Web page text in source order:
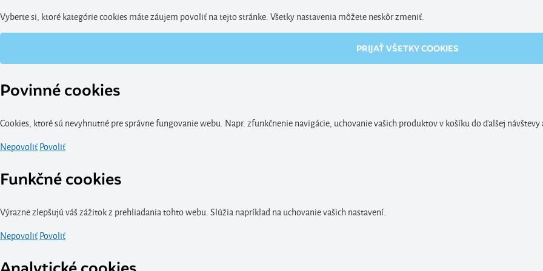
Munabo
Nowa Szkola (16)
Piatnik
PIX-IT
Playbox
Quercetti
Ready2Learn
Safari Ltd
Seva (2)
Smoby
Svojtka & Co. (6)
Vyberte si, ktoré kategórie cookies máte záujem povoliť na tejto stránke. Všetky nastavenia môžete neskôr zmeniť.
PRIJAŤ VŠETKY COOKIES
Povinné cookies
Cookies, ktoré sú nevyhnutné pre správne fungovanie webu. Napr. zfunkčnenie navigácie, uchovanie vašich produktov v košíku do ďalšej návštevy
NepovoliťPovoliť
Funkčné cookies
Výrazne zlepšujú váš zážitok z prehliadania tohto webu. Slúžia napríklad na uchovanie vašich nastavení.
NepovoliťPovoliť